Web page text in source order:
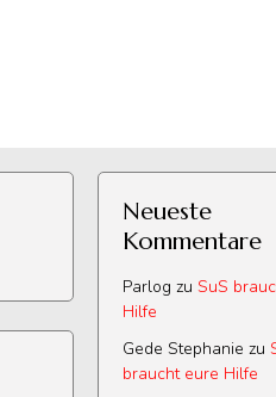
Neueste
Kommentare
Parlog zu SuS
Hilfe
Gede Stephanie zu
braucht eure Hilfe